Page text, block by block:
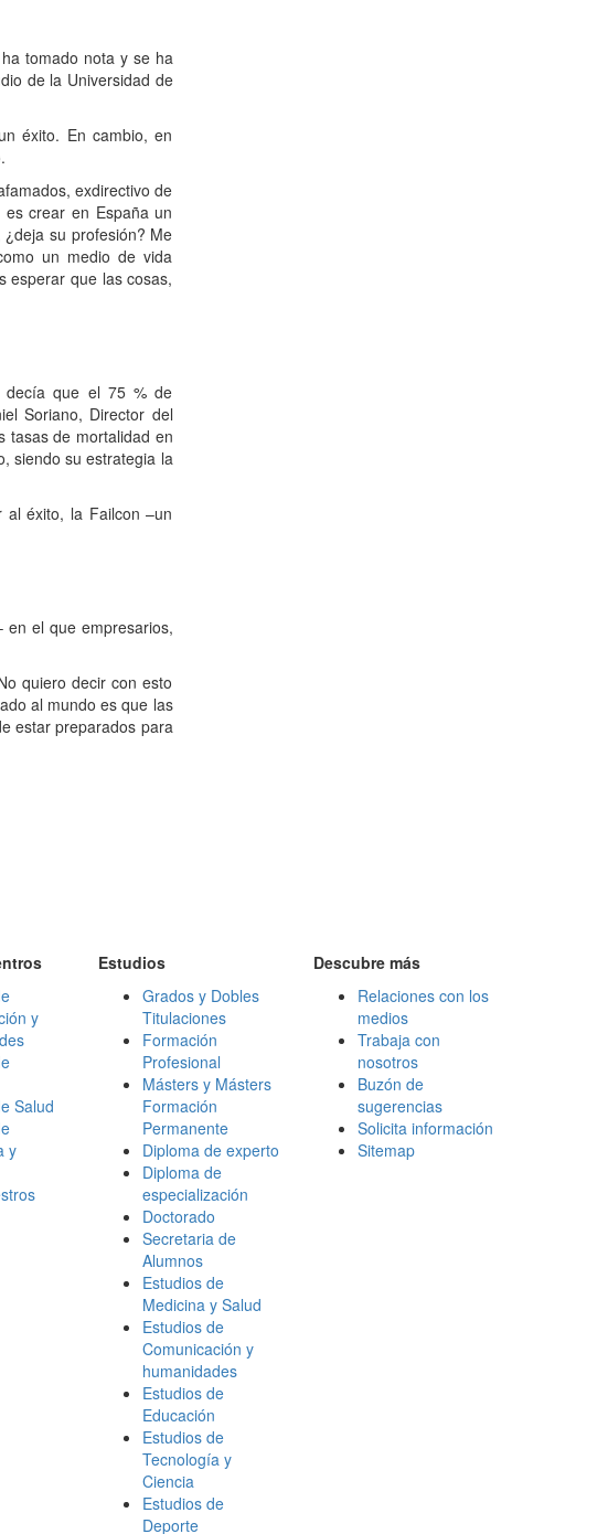
tomado nota y se ha
de la Universidad de
éxito. En cambio, en
exdirectivo de
crear en España un
su profesión? Me
un medio de vida
esperar que las cosas,
decía que el 75 % de
Soriano, Director del
tasas de mortalidad en
siendo su estrategia la
éxito, la Failcon –un
el que empresarios,
quiero decir con esto
al mundo es que las
estar preparados para
y
Salud
y
Estudios
Grados y Dobles
Titulaciones
Formación
Profesional
Másters y Másters
Formación
Permanente
Diploma de experto
Diploma de
especialización
Doctorado
Secretaria de
Alumnos
Estudios de
Medicina y Salud
Estudios de
Comunicación y
humanidades
Estudios de
Educación
Estudios de
Tecnología y
Ciencia
Estudios de
Deporte
Descubre más
Relaciones con los
medios
Trabaja con
nosotros
Buzón de
sugerencias
Solicita información
Sitemap